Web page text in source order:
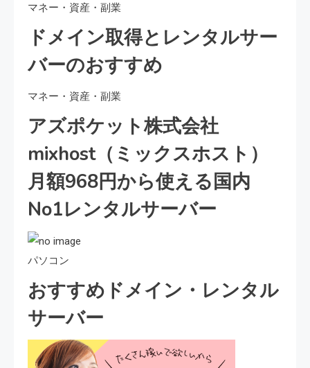
マネー・資産・副業
ドメイン取得とレンタルサー
バーのおすすめ
マネー・資産・副業
アズポケット株式会社
mixhost（ミックスホスト）
月額968円から使える国内
No1レンタルサーバー
パソコン
おすすめドメイン・レンタル
サーバー